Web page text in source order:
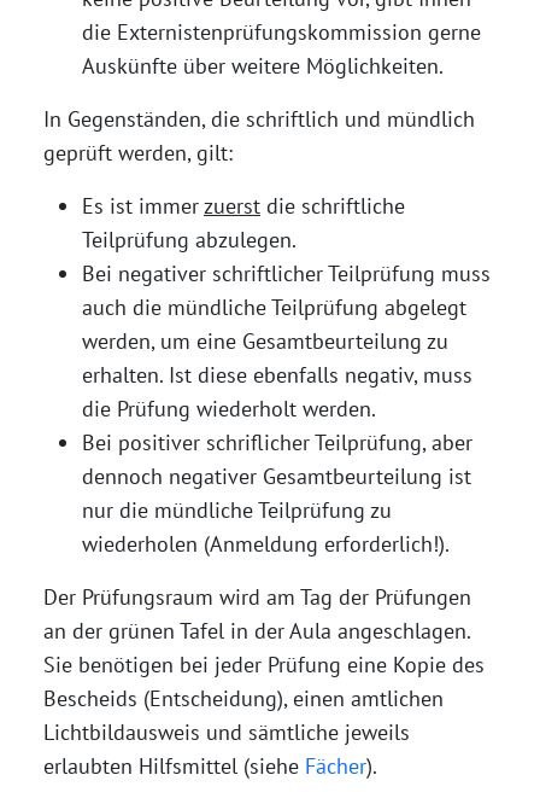
die Externistenprüfungskommission gerne
Auskünfte über weitere Möglichkeiten.
In Gegenständen, die schriftlich und mündlich
geprüft werden, gilt:
Es ist immerzuerst die schriftliche
Teilprüfung abzulegen.
Bei negativer schriftlicher Teilprüfung muss
auch die mündliche Teilprüfung abgelegt
werden, um eine Gesamtbeurteilung zu
erhalten. Ist diese ebenfalls negativ, muss
die Prüfung wiederholt werden.
Bei positiver schriflicher Teilprüfung, aber
dennoch negativer Gesamtbeurteilung ist
nur die mündliche Teilprüfung zu
wiederholen (Anmeldung erforderlich!).
Der Prüfungsraum wird am Tag der Prüfungen
an der grünen Tafel in der Aula angeschlagen.
Sie benötigen bei jeder Prüfung eine Kopie des
Bescheids (Entscheidung), einen amtlichen
Lichtbildausweis und sämtliche jeweils
erlaubten Hilfsmittel (siehe Fächer).